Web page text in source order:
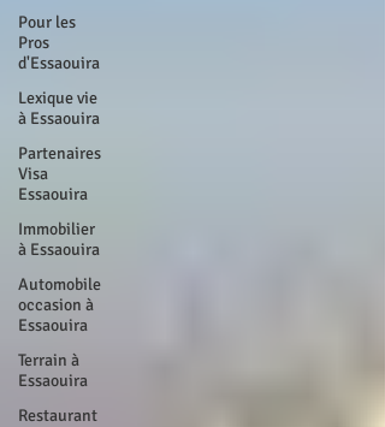
Pour les
Pros
d'Essaouira
Lexique vie
à Essaouira
Partenaires
Visa
Essaouira
Immobilier
à Essaouira
Automobile
occasion à
Essaouira
Terrain à
Essaouira
Restaurant